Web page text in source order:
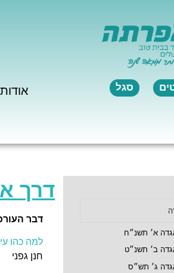
סגל אודות
א׳ תשנ״ח
ב׳ תשנ״ט
ג׳ תש״ס
דרך
דבר
למה כהו
חנן גפני